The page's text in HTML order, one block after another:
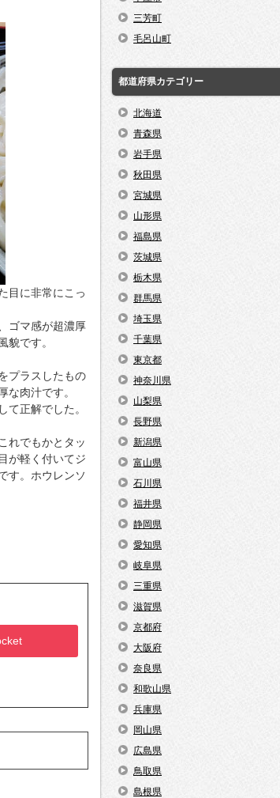
目に非常にこっ
ゴマ感が超濃厚
貌です。
プラスしたもの
な肉汁です。
正解でした。
れでもかとタッ
が軽く付いてジ
す。ホウレンソ
三芳町
毛呂山町
都道府県カテゴリー
北海道
青森県
岩手県
秋田県
宮城県
山形県
福島県
茨城県
栃木県
群馬県
埼玉県
千葉県
東京都
神奈川県
山梨県
長野県
新潟県
富山県
石川県
福井県
静岡県
愛知県
岐阜県
三重県
滋賀県
京都府
大阪府
奈良県
和歌山県
兵庫県
岡山県
広島県
鳥取県
島根県